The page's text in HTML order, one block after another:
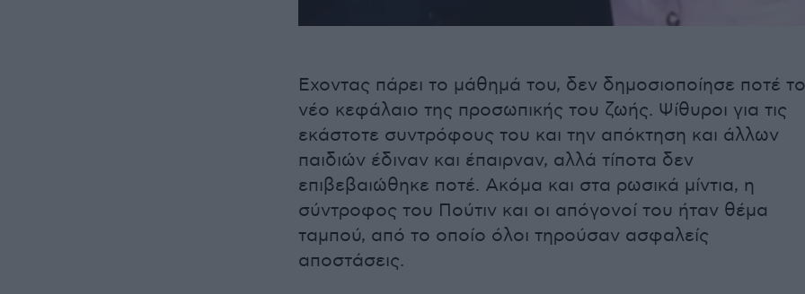
Εχοντας πάρει το μάθημά του, δεν δημοσιοποίησε ποτέ το
νέο κεφάλαιο της προσωπικής του ζωής. Ψίθυροι για τις
εκάστοτε συντρόφους του και την απόκτηση και άλλων
παιδιών έδιναν και έπαιρναν, αλλά τίποτα δεν
επιβεβαιώθηκε ποτέ. Ακόμα και στα ρωσικά μίντια, η
σύντροφος του Πούτιν και οι απόγονοί του ήταν θέμα
ταμπού, από το οποίο όλοι τηρούσαν ασφαλείς
αποστάσεις.